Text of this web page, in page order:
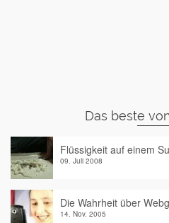
Das beste
Flüssigkeit auf einem
09. Juli 2008
Die Wahrheit über
14. Nov. 2005